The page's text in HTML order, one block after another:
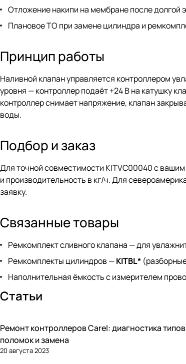
Отложение накипи на мембране после долгой
Плановое ТО при замене цилиндра и
Принцип работы
Наливной клапан управляется контроллером
уровня — контроллер подаёт +24 В на катушку
контроллер снимает напряжение, клапан
воды.
Подбор и заказ
Для точной совместимости KITVC00040 с
и производительность в кг/ч. Для
заявку.
Связанные товары
Ремкомплект сливного клапана — для
Ремкомплекты цилиндров —KITBL*
Наполнительная ёмкость с измерителем
Статьи
Автоматика и контроллеры
Ремонт контроллеров Carel: диагностика
поломок и замена
20 августа 2023